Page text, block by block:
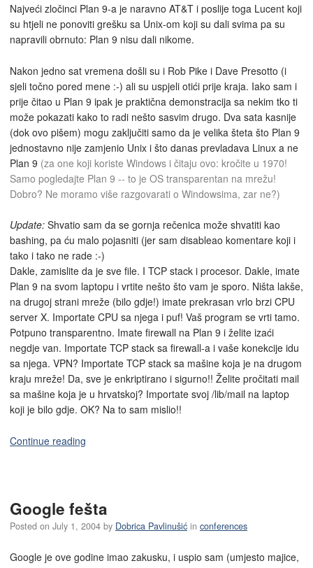
Najveći zločinci Plan 9-a je naravno AT&T i poslije toga Lucent koji
su htjeli ne ponoviti grešku sa Unix-om koji su dali svima pa su
napravili obrnuto: Plan 9 nisu dali nikome.
Nakon jedno sat vremena došli su i Rob Pike i Dave Presotto (i
sjeli točno pored mene :-) ali su uspjeli otići prije kraja. Iako sam i
prije čitao u Plan 9 ipak je praktična demonstracija sa nekim tko ti
može pokazati kako to radi nešto sasvim drugo. Dva sata kasnije
(dok ovo pišem) mogu zaključiti samo da je velika šteta što Plan 9
jednostavno nije zamjenio Unix i što danas prevladava Linux a ne
Plan 9 (za one koji koriste Windows i čitaju ovo: kročite u 1970!
Samo pogledajte Plan 9 -- to je OS transparentan na mrežu!
Dobro? Ne moramo više razgovarati o Windowsima, zar ne?)
Update: Shvatio sam da se gornja rečenica može shvatiti kao
bashing, pa ću malo pojasniti (jer sam disableao komentare koji i
tako i tako ne rade :-)
Dakle, zamislite da je sve file. I TCP stack i procesor. Dakle, imate
Plan 9 na svom laptopu i vrtite nešto što vam je sporo. Ništa lakše,
na drugoj strani mreže (bilo gdje!) imate prekrasan vrlo brzi CPU
server X. Importate CPU sa njega i puf! Vaš program se vrti tamo.
Potpuno transparentno. Imate firewall na Plan 9 i želite izaći
negdje van. Importate TCP stack sa firewall-a i vaše konekcije idu
sa njega. VPN? Importate TCP stack sa mašine koja je na drugom
kraju mreže! Da, sve je enkriptirano i sigurno!! Želite pročitati mail
sa mašine koja je u hrvatskoj? Importate svoj /lib/mail na laptop
koji je bilo gdje. OK? Na to sam mislio!!
Continue reading
Google fešta
Posted on July 1, 2004 by Dobrica Pavlinušić in conferences
Google je ove godine imao zakusku, i uspio sam (umjesto majice,